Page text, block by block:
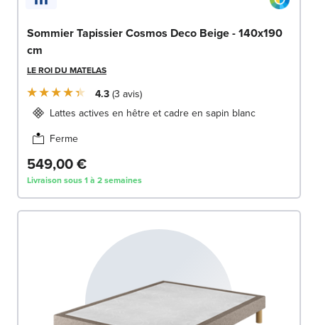
Sommier Tapissier Cosmos Deco Beige - 140x190
cm
LE ROI DU MATELAS
4.3 3 avis
Lattes actives en hêtre et cadre en sapin blanc
Ferme
549,00 €
Livraison sous 1 à 2 semaines